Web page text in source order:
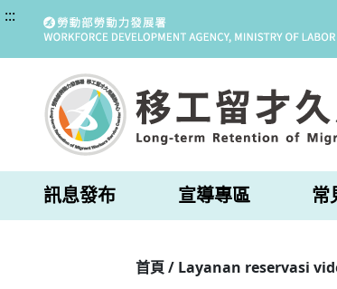
:::
訊息發布 宣導專區 常
首頁 / Layanan reservasi